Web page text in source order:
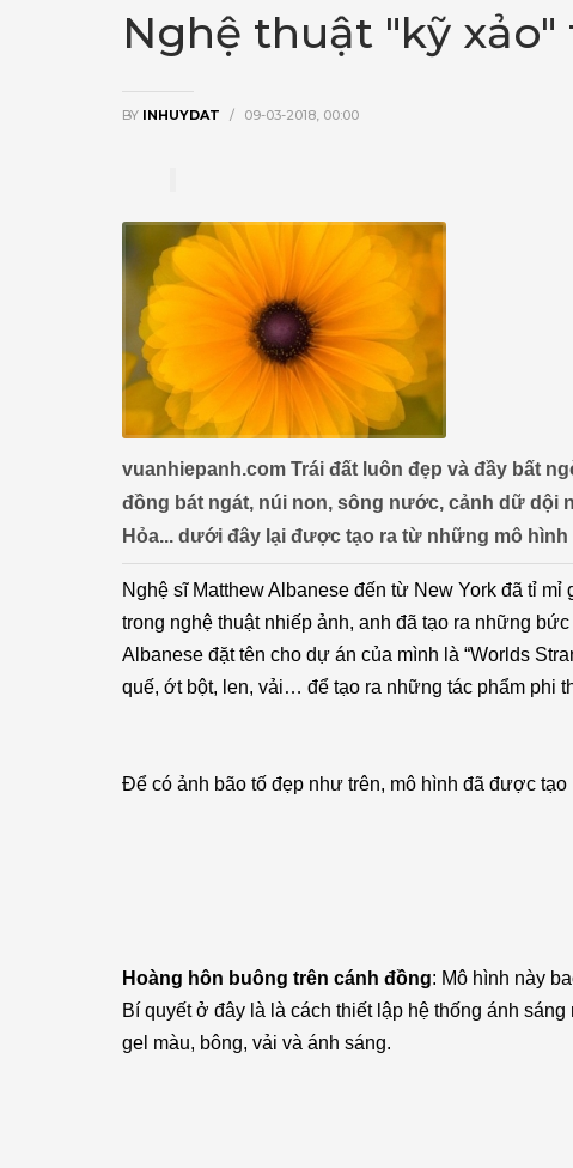
Nghệ thuật "kỹ
BY INHUYDAT / 09-03-2018, 00:00
vuanhiepanh.com Trái đất luôn đẹp và đầy bất
đồng bát ngát, núi non, sông nước, cảnh dữ dội
Hỏa... dưới đây lại được tạo ra từ những mô
Nghệ sĩ Matthew Albanese đến từ New York đã tỉ
trong nghệ thuật nhiếp ảnh, anh đã tạo ra những
Albanese đặt tên cho dự án của mình là “Worlds
quế, ớt bột, len, vải… để tạo ra những tác phẩm phi
Để có ảnh bão tố đẹp như trên, mô hình đã được
Hoàng hôn buông trên cánh đồng: Mô hình này
Bí quyết ở đây là là cách thiết lập hệ thống ánh
gel màu, bông, vải và ánh sáng.